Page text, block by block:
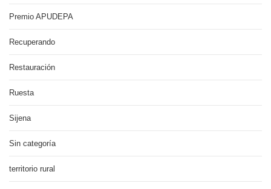
Premio APUDEPA
Recuperando
Restauración
Ruesta
Sijena
Sin categoría
territorio rural